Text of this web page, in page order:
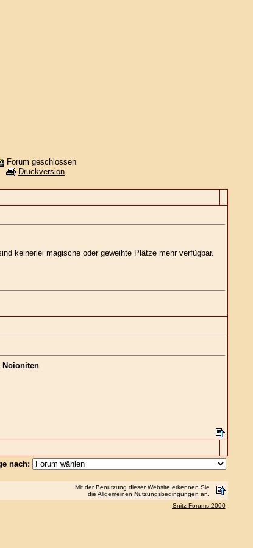
Forum geschlossen
Druckversion
keinerlei magische oder geweihte Plätze mehr verfügbar.
Noioniten
nach:
Mit der Benutzung dieser Website erkennen Sie
die Allgemeinen Nutzungsbedingungen an.
Snitz Forums 2000